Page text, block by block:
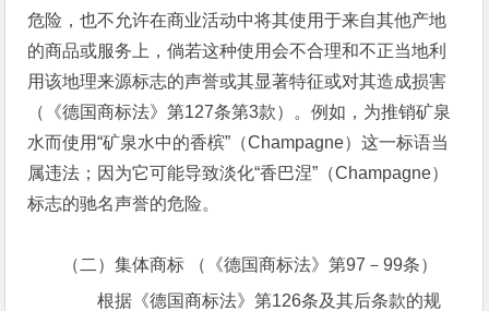
危险，也不允许在商业活动中将其使用于来自其他产地
的商品或服务上，倘若这种使用会不合理和不正当地利
用该地理来源标志的声誉或其显著特征或对其造成损害
（《德国商标法》第127条第3款）。例如，为推销矿泉
水而使用“矿泉水中的香槟”（Champagne）这一标语当
属违法；因为它可能导致淡化“香巴涅”（Champagne）
标志的驰名声誉的危险。
（二）集体商标 （《德国商标法》第97－99条）
根据《德国商标法》第126条及其后条款的规